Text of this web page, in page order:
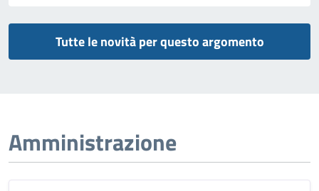
Tutte le novità per questo argomento
Amministrazione